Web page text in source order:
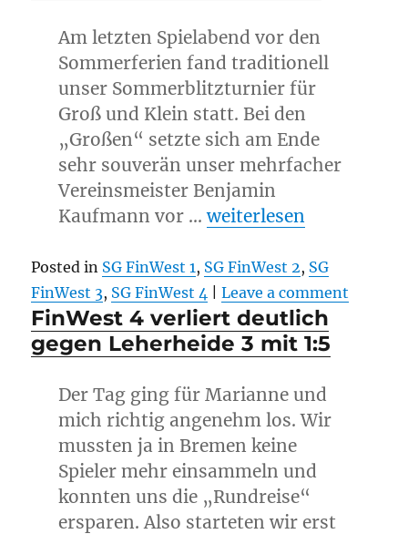
Am letzten Spielabend vor den
Sommerferien fand traditionell
unser Sommerblitzturnier für
Groß und Klein statt. Bei den
„Großen“ setzte sich am Ende
sehr souverän unser mehrfacher
Vereinsmeister Benjamin
Kaufmann vor …„Benjamin Kaufmann
weiterlesen
Posted in SG FinWest 1, SG FinWest 2, SG
FinWest 3, SG FinWest 4 Leave a comment
FinWest 4 verliert deutlich
gegen Leherheide 3 mit 1:5
Der Tag ging für Marianne und
mich richtig angenehm los. Wir
mussten ja in Bremen keine
Spieler mehr einsammeln und
konnten uns die „Rundreise“
ersparen. Also starteten wir erst